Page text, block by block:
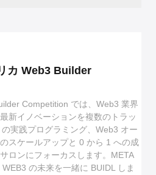
カ Web3 Builder
Competition では、Web3 業界
新イノベーションを複数のトラッ
実践プログラミング、Web3 オー
スケールアップと 0 から 1 への成
ロンにフォーカスします。META
の未来を一緒に BUIDL しま